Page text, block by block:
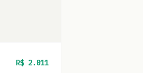
R$ 2.011